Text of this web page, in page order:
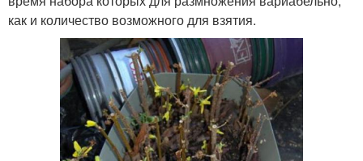
как и количество возможного для взятия.